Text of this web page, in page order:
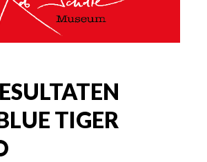
TIGER